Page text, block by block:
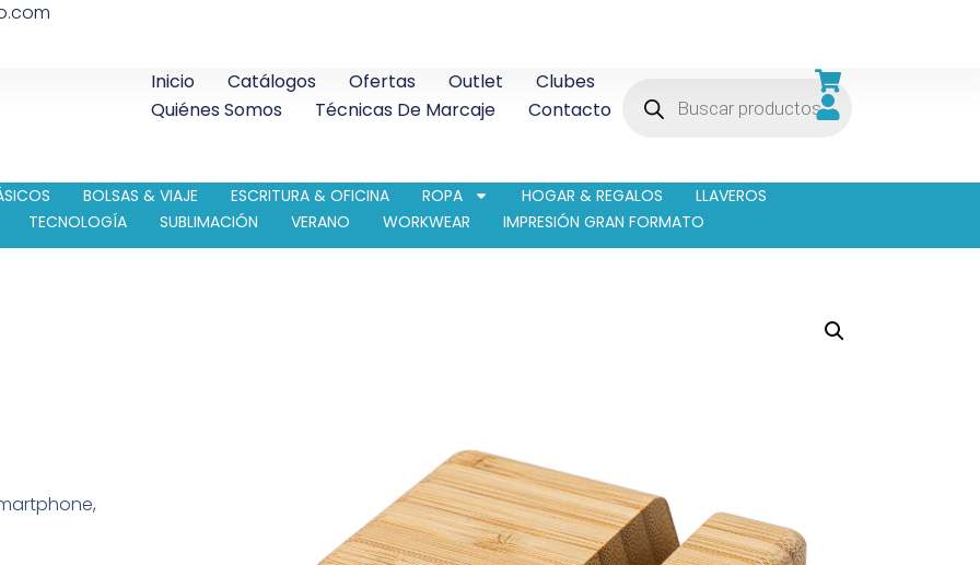
Inicio Catálogos Ofertas Outlet
Clubes
Quiénes Somos
Técnicas De Marcaje Contacto
BOLSAS & VIAJE ESCRITURA & OFICINA ROPA HOGAR & REGALOS
LLAVEROS
TECNOLOGÍA
SUBLIMACIÓN VERANO WORKWEAR IMPRESIÓN GRAN FORMATO